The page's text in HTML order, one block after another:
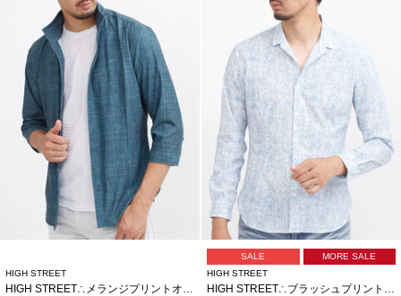
HIGH STREET
HIGH STREET∴メランジプリントオブロングシチブソデシャツ
SALE
MORE SALE
HIGH STREET
HIGH STREET∴ブラッシュプリントサッカーショートウイングシャツ